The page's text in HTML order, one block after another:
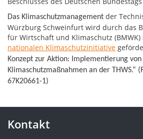
Das Klimaschutzmanagement der
Würzburg Schweinfurt wird durch das
für Wirtschaft und Klimaschutz
nationalen Klimaschutzinitiative
Konzept zur Aktion: Implementierung von
Klimaschutzmaßnahmen an der THWS.“
67K20661-1)
Kontakt